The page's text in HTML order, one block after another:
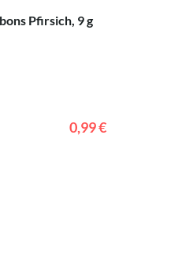
Pfirsich, 9 g
0,99 €